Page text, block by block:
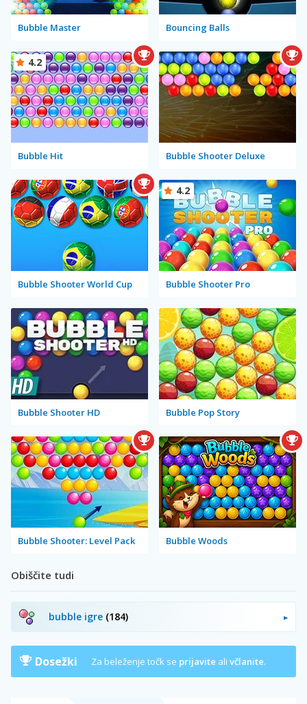
Bubble Master Bouncing Balls
Bubble Hit
4.2
Bubble Shooter Deluxe
Bubble Shooter World Cup Bubble Shooter Pro
4.2
Bubble Shooter HD Bubble Pop Story
Bubble Shooter: Level Pack Bubble Woods
Obiščite tudi
bubble igre (184)
Dosežki Za beleženje točk se prijavite ali včlanite.